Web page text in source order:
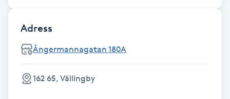
Fransförlängning
Fransförlängning Megavolym
Fransförlängning Volym
Adress
Ångermannagatan 180A
162 65, Vällingby